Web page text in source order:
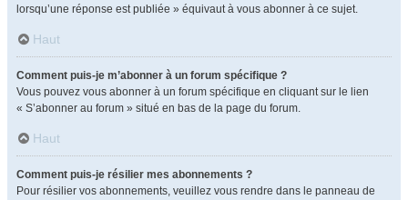
lorsqu’une réponse est publiée » équivaut à vous abonner à ce sujet.
Haut
Comment puis-je m’abonner à un forum spécifique ?
Vous pouvez vous abonner à un forum spécifique en cliquant sur le lien
« S’abonner au forum » situé en bas de la page du forum.
Haut
Comment puis-je résilier mes abonnements ?
Pour résilier vos abonnements, veuillez vous rendre dans le panneau de